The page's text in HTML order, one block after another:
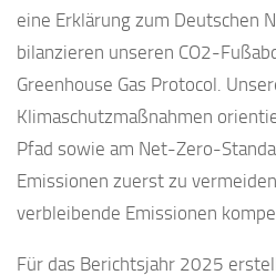
eine Erklärung zum Deutschen
bilanzieren unseren CO2-
Greenhouse Gas Protocol.
Klimaschutzmaßnahmen
Pfad sowie am Net-Zero-
Emissionen zuerst zu
verbleibende Emissionen
Für das Berichtsjahr 2025